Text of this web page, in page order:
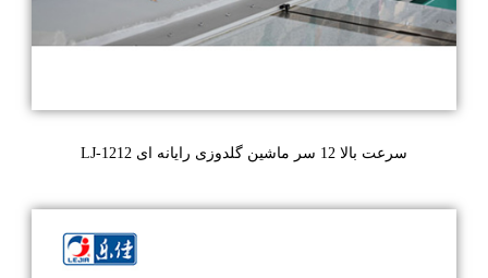
LJ-1212 سرعت بالا 12 سر ماشین گلدوزی رایانه ای